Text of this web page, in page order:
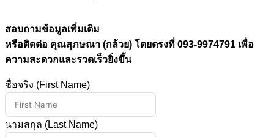
สอบถามข้อมูลเพิ่มเติม
หรือติดต่อ คุณสุภษณา (กล้วย) โดยตรงที่ 093-9974791 เพื่อ
ความสะดวกและรวดเร็วยิ่งขึ้น
ชื่อจริง (First Name)
นามสกุล (Last Name)